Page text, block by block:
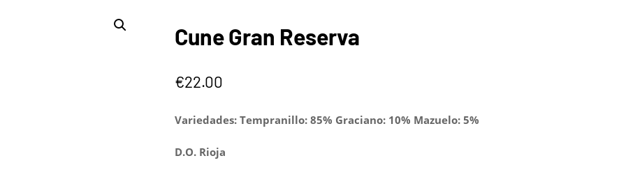
Cune Gran Reserva
€22.00
Variedades: Tempranillo: 85% Graciano: 10% Mazuelo: 5%
D.O. Rioja